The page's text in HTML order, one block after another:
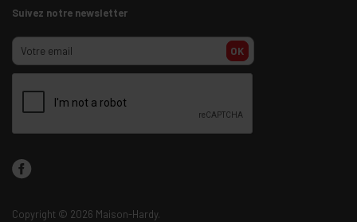
Suivez notre newsletter
OK
Copyright © 2026 Maison-Hardy.